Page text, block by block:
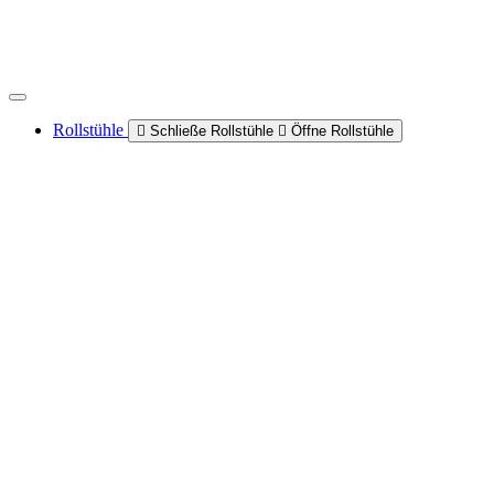
Rollstühle Schließe Rollstühle Öffne Rollstühle